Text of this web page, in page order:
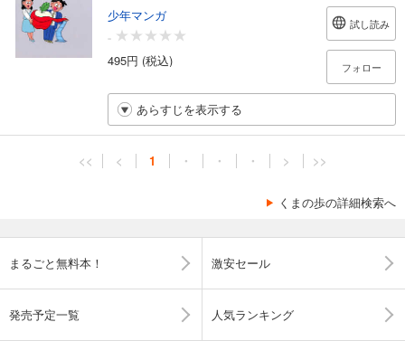
少年マンガ
-
495円 (税込)
試し読み
フォロー
あらすじを表示する
<< < 1 ・ ・ ・ > >>
くまの歩の詳細検索へ
まるごと無料本！ 激安セール
発売予定一覧 人気ランキング